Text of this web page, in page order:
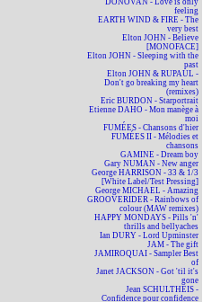
DONOVAN - Love is only
feeling
EARTH WIND & FIRE - The
very best
Elton JOHN - Believe
[MONOFACE]
Elton JOHN - Sleeping with the
past
Elton JOHN & RUPAUL -
Don't go breaking my heart
(remixes)
Eric BURDON - Starportrait
Etienne DAHO - Mon manège à
moi
FUMÉES - Chansons d'hier
FUMÉES II - Mélodies et
chansons
GAMINE - Dream boy
Gary NUMAN - New anger
George HARRISON - 33 & 1/3
[White Label/Test Pressing]
George MICHAEL - Amazing
GROOVERIDER - Rainbows of
colour (MAW remixes)
HAPPY MONDAYS - Pills 'n'
thrills and bellyaches
Ian DURY - Lord Upminster
JAM - The gift
JAMIROQUAI - Sampler Best
of
Janet JACKSON - Got 'til it's
gone
Jean SCHULTHEIS -
Confidence pour confidence